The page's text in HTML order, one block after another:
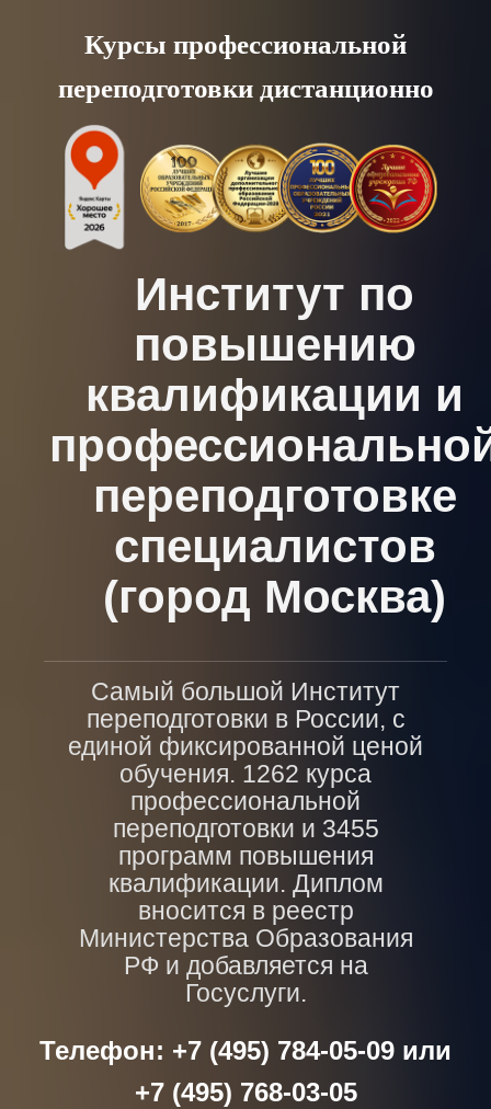
content
Курсы профессиональной
переподготовки дистанционно
Институт по
повышению
квалификации и
переподготовке
специалистов
(город Москва)
Самый большой Институт
переподготовки в России, с
единой фиксированной ценой
обучения. 1262 курса
профессиональной
переподготовки и 3455
программ повышения
квалификации. Диплом
вносится в реестр
Министерства Образования
РФ и добавляется на
Госуслуги.
Телефон: +7 (495) 784-05-09 или
+7 (495) 768-03-05